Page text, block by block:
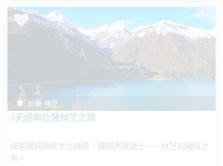
拉薩-林芝
5天經典拉薩林芝之旅
探索藏傳佛教文化精華，揭開西藏瑞士——林芝的獨特之
美。